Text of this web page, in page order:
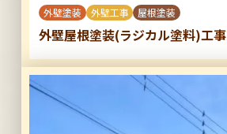
外壁塗装 外壁工事 屋根塗装
外壁屋根塗装(ラジカル塗料)工事